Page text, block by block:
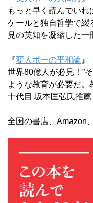
もっと早く読んでい
ケールと独自哲学で綴
見の英知を凝縮した一
『変人ポーの平和論 』
世界80億人が必見！”
ような教育が必要だ
十代目 坂本匡弘氏推薦
全国の書店、Amazon